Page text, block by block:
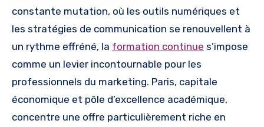
constante mutation, où les outils numériques et
les stratégies de communication se renouvellent à
un rythme effréné, la formation continue s’impose
comme un levier incontournable pour les
professionnels du marketing. Paris, capitale
économique et pôle d’excellence académique,
concentre une offre particulièrement riche en